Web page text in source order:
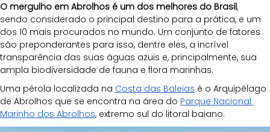
O mergulho em Abrolhos é um dos melhores do Brasil,
sendo considerado o principal destino para a prática, e um
dos 10 mais procurados no mundo. Um conjunto de fatores
são preponderantes para isso, dentre eles, a incrível
transparência das suas águas azuis e, principalmente, sua
ampla biodiversidade de fauna e flora marinhas.
Uma pérola localizada na Costa das Baleias é o Arquipélago
de Abrolhos que se encontra na área do Parque Nacional
Marinho dos Abrolhos, extremo sul do litoral baiano.